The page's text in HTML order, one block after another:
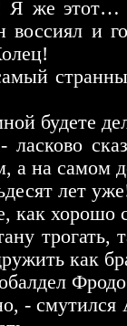
же этот…
и
будете
а на самом
лет
как хорошо
трогать,
как
- смутился